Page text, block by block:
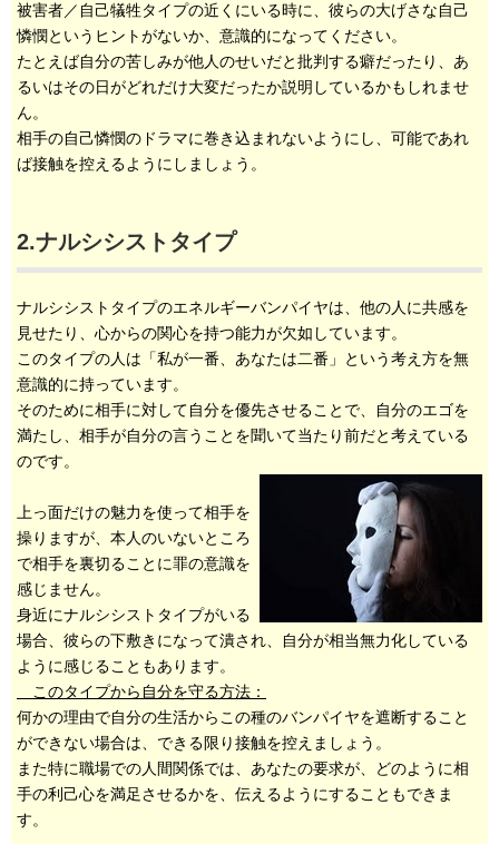
被害者／自己犠牲タイプの近くにいる時に、彼らの大げさな自己
憐憫というヒントがないか、意識的になってください。
たとえば自分の苦しみが他人のせいだと批判する癖だったり、あ
るいはその日がどれだけ大変だったか説明しているかもしれませ
ん。
相手の自己憐憫のドラマに巻き込まれないようにし、可能であれ
ば接触を控えるようにしましょう。
2.ナルシシストタイプ
ナルシシストタイプのエネルギーバンパイヤは、他の人に共感を
見せたり、心からの関心を持つ能力が欠如しています。
このタイプの人は「私が一番、あなたは二番」という考え方を無
意識的に持っています。
そのために相手に対して自分を優先させることで、自分のエゴを
満たし、相手が自分の言うことを聞いて当たり前だと考えている
のです。
上っ面だけの魅力を使って相手を
操りますが、本人のいないところ
で相手を裏切ることに罪の意識を
感じません。
身近にナルシシストタイプがいる
場合、彼らの下敷きになって潰され、自分が相当無力化している
ように感じることもあります。
このタイプから自分を守る方法：
何かの理由で自分の生活からこの種のバンパイヤを遮断すること
ができない場合は、できる限り接触を控えましょう。
また特に職場での人間関係では、あなたの要求が、どのように相
手の利己心を満足させるかを、伝えるようにすることもできま
す。